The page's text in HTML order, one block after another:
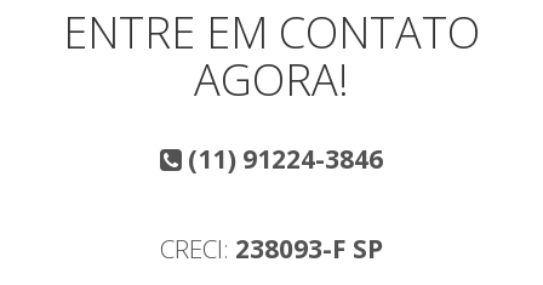
ENTRE EM CONTATO
AGORA!
(11) 91224-3846
CRECI: 238093-F SP